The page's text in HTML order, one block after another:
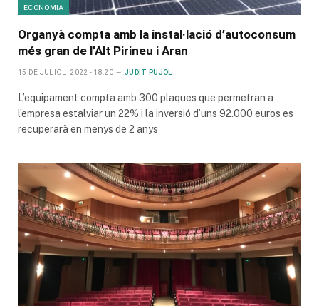
ECONOMIA
Organyà compta amb la instal·lació d’autoconsum
més gran de l’Alt Pirineu i Aran
15 DE JULIOL, 2022 - 18:20 JUDIT PUJOL
L’equipament compta amb 300 plaques que permetran a
l’empresa estalviar un 22% i la inversió d’uns 92.000 euros es
recuperarà en menys de 2 anys